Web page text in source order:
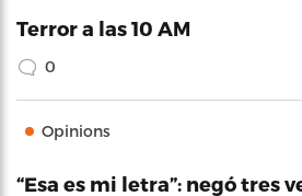
Terror a las 10 AM
0
Opinions
“Esa es mi letra”: negó tres